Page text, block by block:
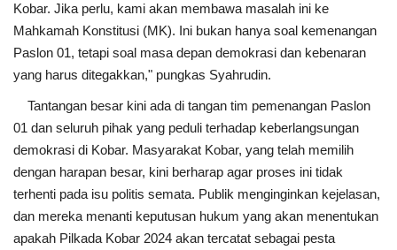
Kobar. Jika perlu, kami akan membawa masalah ini ke
Mahkamah Konstitusi (MK). Ini bukan hanya soal kemenangan
Paslon 01, tetapi soal masa depan demokrasi dan kebenaran
yang harus ditegakkan," pungkas Syahrudin.
Tantangan besar kini ada di tangan tim pemenangan Paslon
01 dan seluruh pihak yang peduli terhadap keberlangsungan
demokrasi di Kobar. Masyarakat Kobar, yang telah memilih
dengan harapan besar, kini berharap agar proses ini tidak
terhenti pada isu politis semata. Publik menginginkan kejelasan,
dan mereka menanti keputusan hukum yang akan menentukan
apakah Pilkada Kobar 2024 akan tercatat sebagai pesta